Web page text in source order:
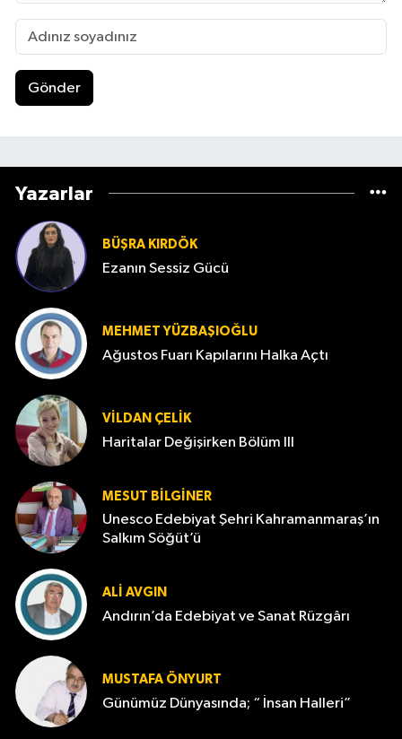
Gönder
Yazarlar
BÜŞRA KIRDÖK
Ezanın Sessiz Gücü
MEHMET YÜZBAŞIOĞLU
Ağustos Fuarı Kapılarını Halka Açtı
VILDAN ÇELIK
Haritalar Değişirken Bölüm III
MESUT BILGINER
Unesco Edebiyat Şehri Kahramanmaraş’ın
Salkım Söğüt’ü
ALI AVGIN
Andırın’da Edebiyat ve Sanat Rüzgârı
MUSTAFA ÖNYURT
Günümüz Dünyasında; “ İnsan Halleri”